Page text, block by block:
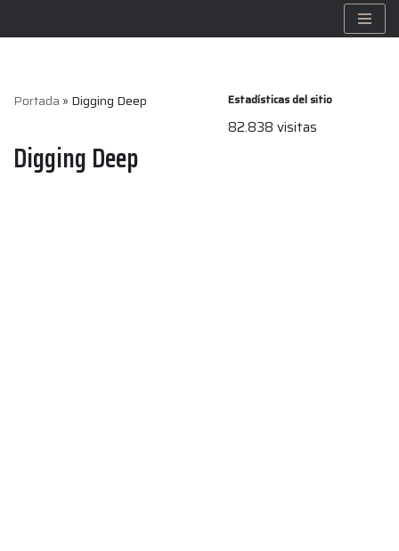
contenido
Portada » Digging Deep
Digging Deep
Estadísticas del sitio
82.838 visitas